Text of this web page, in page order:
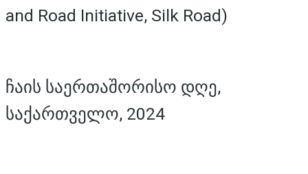
and Road Initiative, Silk Road)
ჩაის საერთაშორისო დღე,
საქართველო, 2024